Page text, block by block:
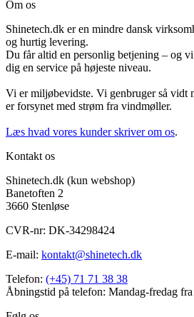
Om os
Shinetech.dk er en mindre dansk
og hurtig levering.
Du får altid en personlig betjening – og
dig en service på højeste niveau.
Vi er miljøbevidste. Vi genbruger så vidt
er forsynet med strøm fra vindmøller.
Læs hvad vores kunder skriver om os.
Kontakt os
Shinetech.dk (kun webshop)
Banetoften 2
3660 Stenløse
CVR-nr: DK-34298424
E-mail: kontakt@shinetech.dk
Telefon: (+45) 71 71 38 38
Åbningstid på telefon: Mandag-fredag